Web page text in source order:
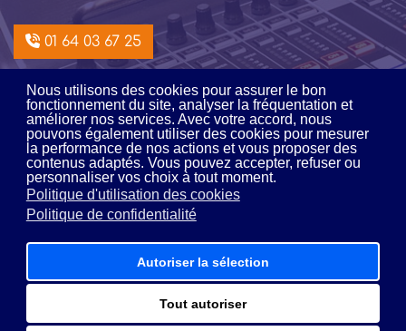
Nous utilisons des cookies pour assurer le bon
fonctionnement du site, analyser la fréquentation et
améliorer nos services. Avec votre accord, nous
pouvons également utiliser des cookies pour mesurer
la performance de nos actions et vous proposer des
contenus adaptés. Vous pouvez accepter, refuser ou
personnaliser vos choix à tout moment.
Politique d'utilisation des cookies
Politique de confidentialité
Autoriser la sélection
Tout autoriser
01 64 03 67 25
Intégration /
location
Du lundi au vendredi9:00 - 12:00 14:00 - 18:00
01 64 03 16 16